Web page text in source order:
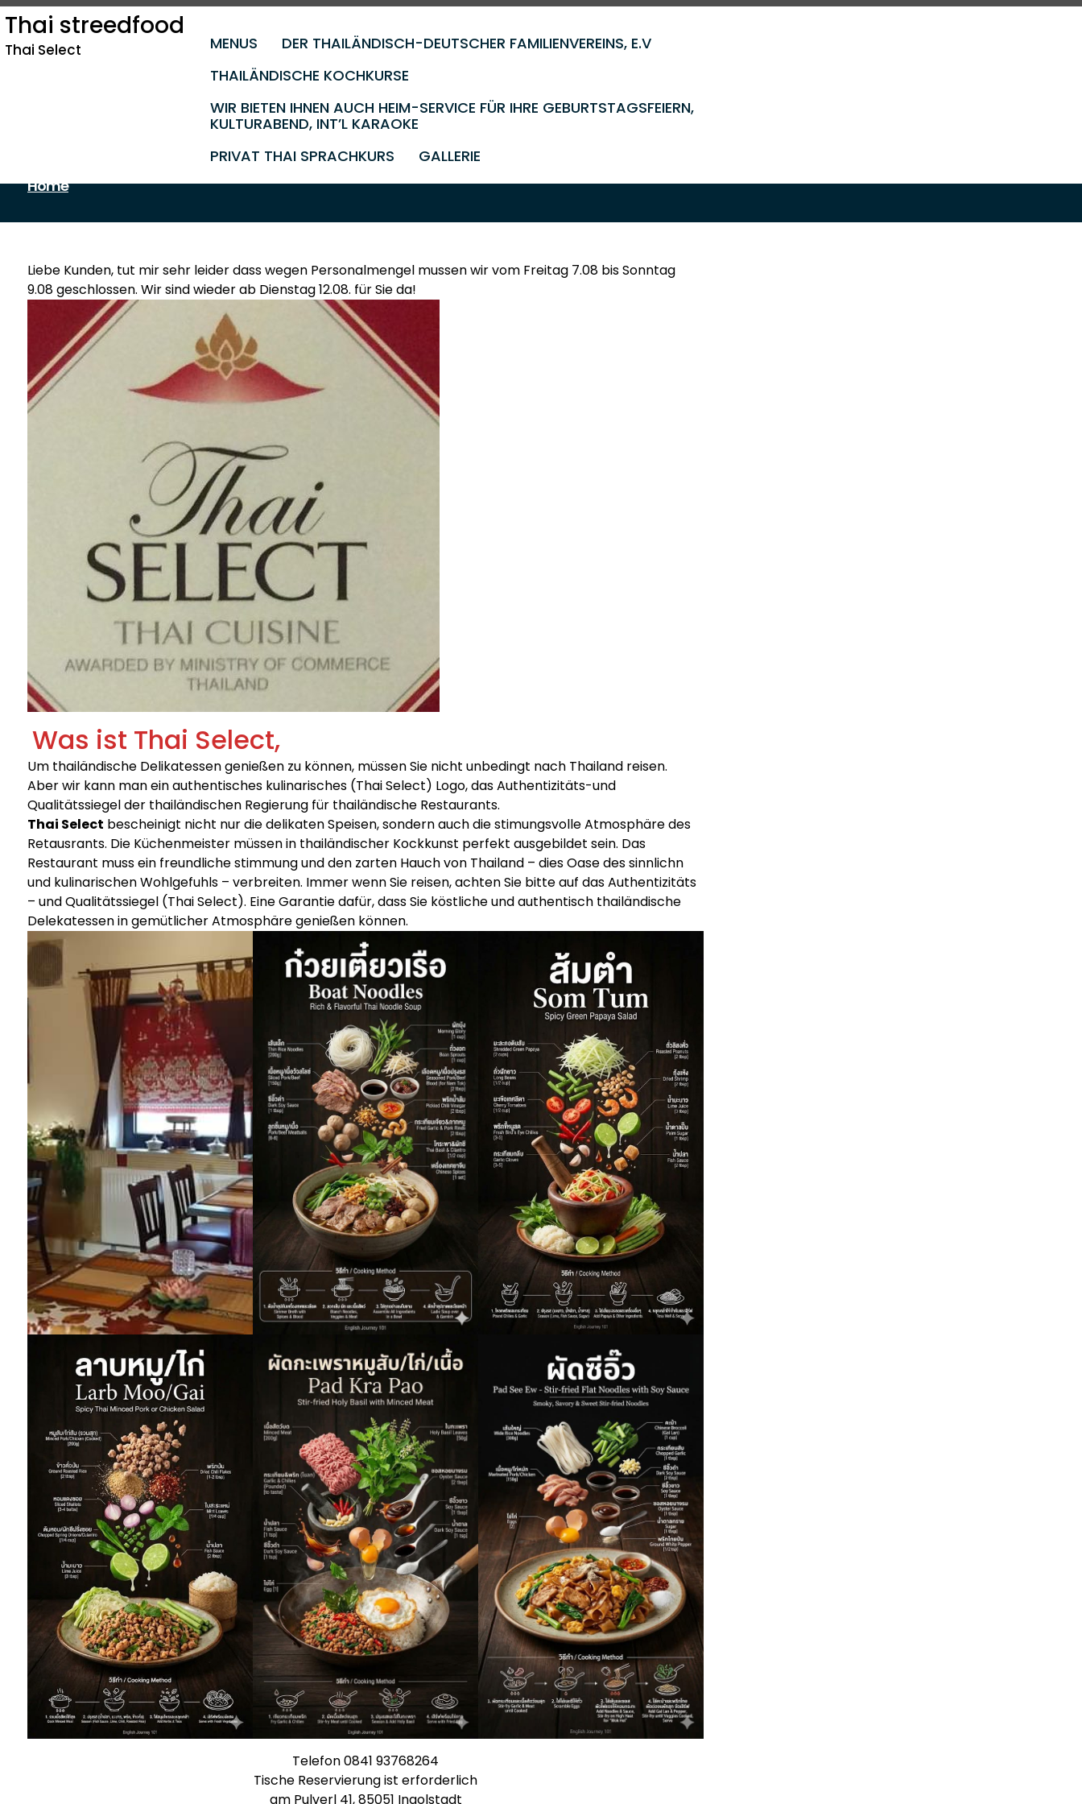
Skip
content
Thai streedfood
Thai Select MENUS
DER THAILÄNDISCH-DEUTSCHER FAMILIENVEREINS, E.V
THAILÄNDISCHE KOCHKURSE
WIR BIETEN IHNEN AUCH HEIM-SERVICE FÜR IHRE GEBURTSTAGSFEIERN,
KULTURABEND, INT’L KARAOKE
PRIVAT THAI SPRACHKURS
GALLERIE
Anrufen Bestellen wir Liefern!
Home
Liebe Kunden, tut mir sehr leider dass wegen Personalmengel mussen wir vom Freitag 7.08 bis Sonntag
9.08 geschlossen. Wir sind wieder ab Dienstag 12.08. für Sie da!
Was ist Thai Select,
Um thailändische Delikatessen genießen zu können, müssen Sie nicht unbedingt nach Thailand reisen.
Aber wir kann man ein authentisches kulinarisches (Thai Select) Logo, das Authentizitäts-und
Qualitätssiegel der thailändischen Regierung für thailändische Restaurants.
Thai Select bescheinigt nicht nur die delikaten Speisen, sondern auch die stimungsvolle Atmosphäre des
Retausrants. Die Küchenmeister müssen in thailändischer Kockkunst perfekt ausgebildet sein. Das
Restaurant muss ein freundliche stimmung und den zarten Hauch von Thailand – dies Oase des sinnlichn
und kulinarischen Wohlgefuhls – verbreiten. Immer wenn Sie reisen, achten Sie bitte auf das Authentizitäts
– und Qualitätssiegel (Thai Select). Eine Garantie dafür, dass Sie köstliche und authentisch thailändische
Delekatessen in gemütlicher Atmosphäre genießen können.
Telefon 0841 93768264
Tische Reservierung ist erforderlich
am Pulverl 41, 85051 Ingolstadt